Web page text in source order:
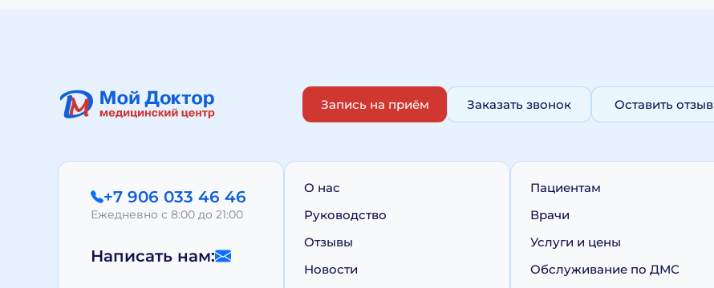
Запись на приём Заказать звонок Оставить отзыв
+7 906 033 46 46
Ежедневно с 8:00 до 21:00
Написать нам:
О нас
Руководство
Отзывы
Новости
Пациентам
Врачи
Услуги и цены
Обслуживание по ДМС